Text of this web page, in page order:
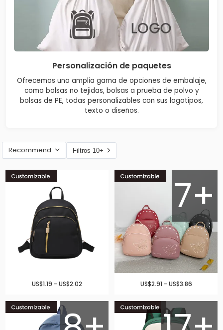
Personalización de paquetes
Ofrecemos una amplia gama de opciones de embalaje,
como bolsas no tejidas, bolsas a prueba de polvo y
bolsas de PE, todas personalizables con sus logotipos,
texto o diseños.
Recommend Filtros 10+
US$1.19 - US$2.02
7+
US$2.91 - US$3.86